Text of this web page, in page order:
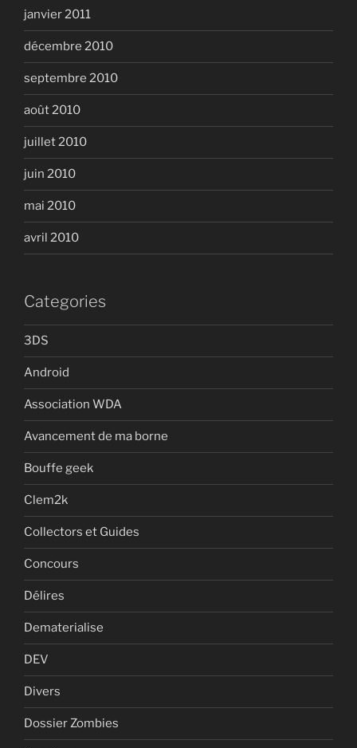
janvier 2011
décembre 2010
septembre 2010
août 2010
juillet 2010
juin 2010
mai 2010
avril 2010
Categories
3DS
Android
Association WDA
Avancement de ma borne
Bouffe geek
Clem2k
Collectors et Guides
Concours
Délires
Dematerialise
DEV
Divers
Dossier Zombies